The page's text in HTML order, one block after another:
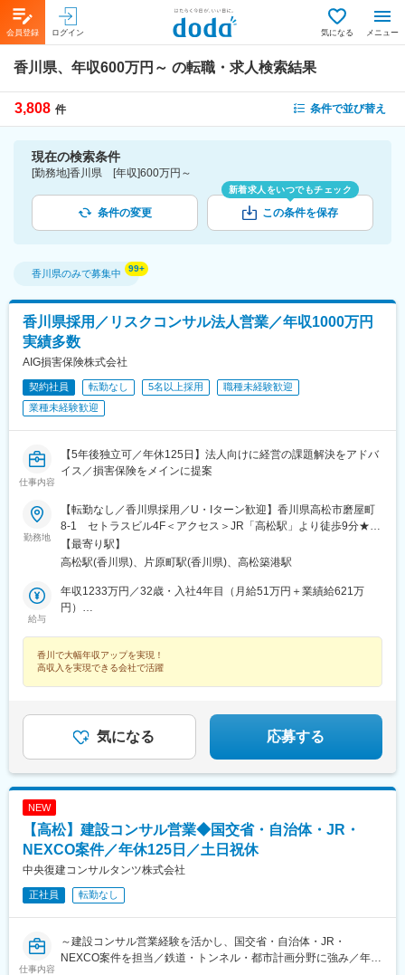
会員登録 ログイン 気になる メニュー
香川県、年収600万円～ の転職・求人検索結果
3,808 件 条件で並び替え
現在の検索条件
[勤務地]香川県 [年収]600万円～
条件の変更
新着求人をいつでもチェック
この条件を保存
香川県のみで募集中
香川県採用／リスクコンサル法人営業／年収1000万円
実績多数
AIG損害保険株式会社
契約社員 転勤なし 5名以上採用
職種未経験歓迎
業種未経験歓迎
仕事内容
【5年後独立可／年休125日】法人向けに経営の課題解決をアドバ
イス／損害保険をメインに提案
勤務地
【転勤なし／香川県採用／U・Iターン歓迎】香川県高松市磨屋町
8-1 セトラスビル4F＜アクセス＞JR「高松駅」より徒歩9分★受
動喫煙対策：敷地内喫煙可能場所あり（勤務先に応じて変動の可
能性あり）
【最寄り駅】
高松駅(香川県)、片原町駅(香川県)、高松築港駅
給与
年収1233万円／32歳・入社4年目（月給51万円＋業績給621万
円）
香川で大幅年収アップを実現！
高収入を実現できる会社で活躍
気になる 応募する
NEW
【高松】建設コンサル営業◆国交省・自治体・JR・
NEXCO案件／年休125日／土日祝休
中央復建コンサルタンツ株式会社
正社員 転勤なし
仕事内容
～建設コンサル営業経験を活かし、国交省・自治体・JR・
NEXCO案件を担当／鉄道・トンネル・都市計画分野に強み／年休